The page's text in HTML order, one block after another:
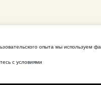
опыта мы используем
с условиями